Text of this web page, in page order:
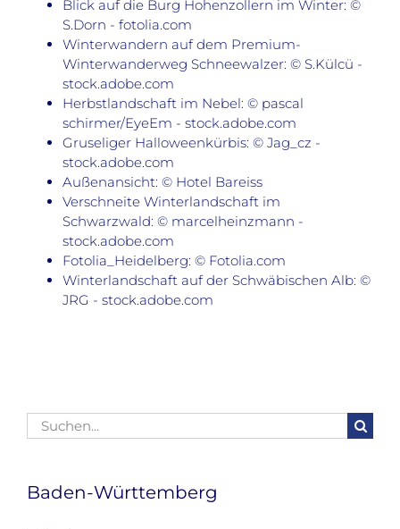
Blick auf die Burg Hohenzollern im Winter: ©
S.Dorn - fotolia.com
Winterwandern auf dem Premium-
Winterwanderweg Schneewalzer: © S.Külcü -
stock.adobe.com
Herbstlandschaft im Nebel: © pascal
schirmer/EyeEm - stock.adobe.com
Gruseliger Halloweenkürbis: © Jag_cz -
stock.adobe.com
Außenansicht: © Hotel Bareiss
Verschneite Winterlandschaft im
Schwarzwald: © marcelheinzmann -
stock.adobe.com
Fotolia_Heidelberg: © Fotolia.com
Winterlandschaft auf der Schwäbischen Alb: ©
JRG - stock.adobe.com
Suche
nach:
Baden-Württemberg